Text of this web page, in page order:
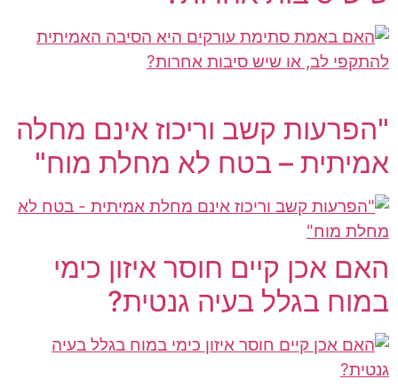
"הפרעות קשב וריכוז אינם מחלה
אמיתית – בטח לא מחלת מוח"
האם אכן קיים חוסר איזון כימי
במוח בגלל בעיה גנטית?